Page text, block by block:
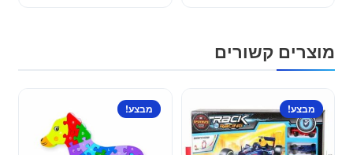
מוצרים קשורים
מבצע! מבצע!